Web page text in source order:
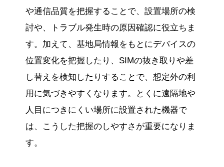
や通信品質を把握することで、設置場所の検
討や、トラブル発生時の原因確認に役立ちま
す。加えて、基地局情報をもとにデバイスの
位置変化を把握したり、SIMの抜き取りや差
し替えを検知したりすることで、想定外の利
用に気づきやすくなります。とくに遠隔地や
人目につきにくい場所に設置された機器で
は、こうした把握のしやすさが重要になりま
す。